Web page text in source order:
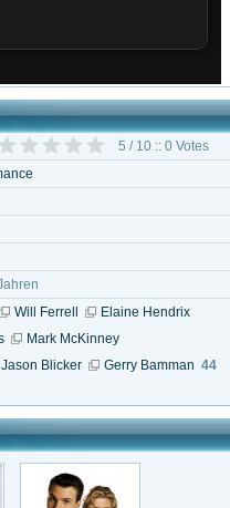
5 / 10 :: 0 Votes
Will Ferrell
Elaine Hendrix
Mark McKinney
Jason Blicker Gerry Bamman 44